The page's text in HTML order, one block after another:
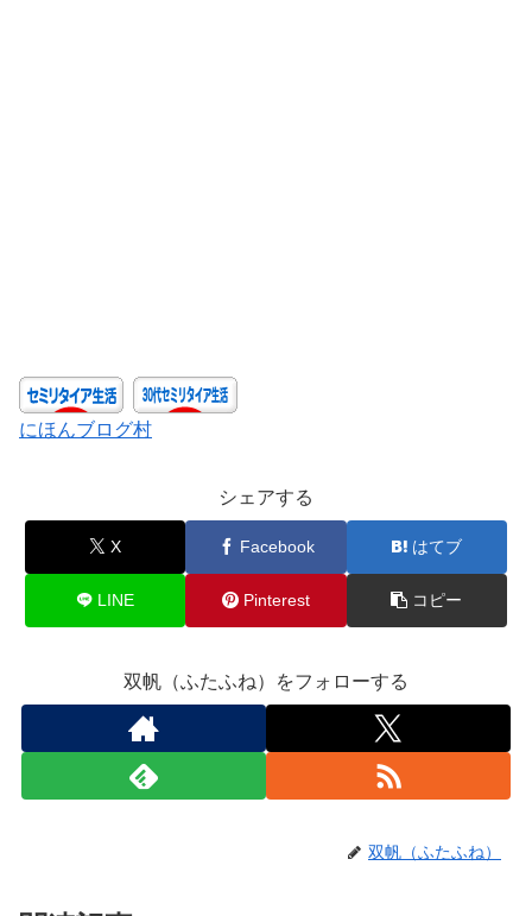
にほんブログ村
シェアする
X Facebook はてブ
LINE Pinterest コピー
双帆（ふたふね）をフォローする
双帆（ふたふね）